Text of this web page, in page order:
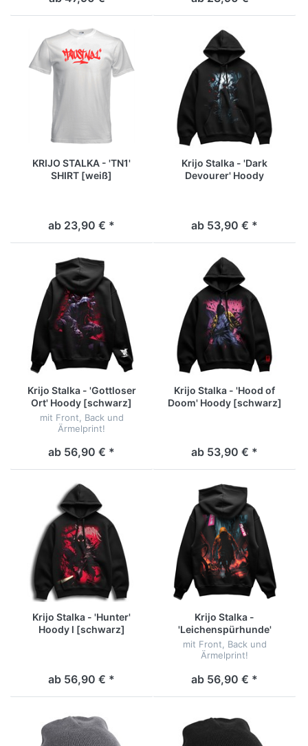
KRIJO STALKA - 'TN1'
SHIRT [weiß]
ab 23,90 € *
Krijo Stalka - 'Dark
Devourer' Hoody
ab 53,90 € *
Krijo Stalka - 'Gottloser
Ort' Hoody [schwarz]
mit Front, Back und
Ärmelprint!
ab 56,90 € *
Krijo Stalka - 'Hood of
Doom' Hoody [schwarz]
ab 53,90 € *
Krijo Stalka - 'Hunter'
Hoody l [schwarz]
ab 56,90 € *
Krijo Stalka -
'Leichenspürhunde'
Hoody [schwarz]
mit Front, Back und
Ärmelprint!
ab 56,90 € *